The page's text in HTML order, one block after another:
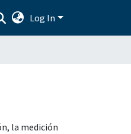
Log In
la medición